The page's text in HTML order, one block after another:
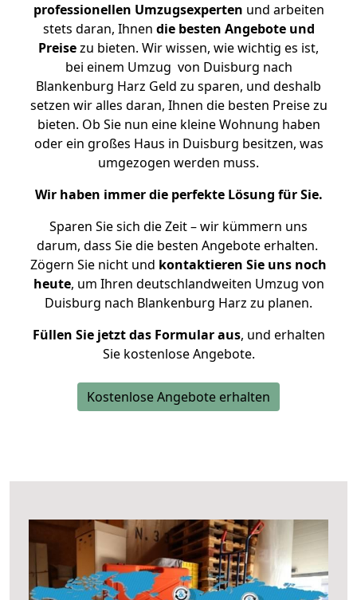
professionellen Umzugsexperten und arbeiten
stets daran, Ihnen die besten Angebote und
Preisezu bieten. Wir wissen, wie wichtig es ist,
bei einem Umzug von Duisburg nach
Blankenburg Harz Geld zu sparen, und deshalb
setzen wir alles daran, Ihnen die besten Preise zu
bieten. Ob Sie nun eine kleine Wohnung haben
oder ein großes Haus in Duisburg besitzen, was
umgezogen werden muss.
Wir haben immer die perfekte Lösung für Sie.
Sparen Sie sich die Zeit – wir kümmern uns
darum, dass Sie die besten Angebote erhalten.
Zögern Sie nicht und kontaktieren Sie uns noch
heute, um Ihren deutschlandweiten Umzug von
Duisburg nach Blankenburg Harz zu planen.
Füllen Sie jetzt das Formular aus, und erhalten
Sie kostenlose Angebote.
Kostenlose Angebote erhalten